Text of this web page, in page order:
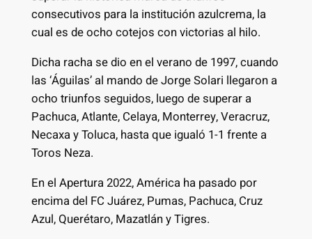
consecutivos para la institución azulcrema, la
cual es de ocho cotejos con victorias al hilo.
Dicha racha se dio en el verano de 1997, cuando
las ‘Águilas’ al mando de Jorge Solari llegaron a
ocho triunfos seguidos, luego de superar a
Pachuca, Atlante, Celaya, Monterrey, Veracruz,
Necaxa y Toluca, hasta que igualó 1-1 frente a
Toros Neza.
En el Apertura 2022, América ha pasado por
encima del FC Juárez, Pumas, Pachuca, Cruz
Azul, Querétaro, Mazatlán y Tigres.